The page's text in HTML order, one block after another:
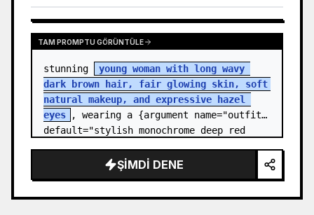
TAM PROMPTU GÖRÜNTÜLE
stunning
young woman with long wavy
dark brown hair, fair glowing skin, soft
natural makeup, and expressive hazel
eyes
, wearing a {argument name="outfit"
default="stylish monochrome deep red
ŞIMDI DENE